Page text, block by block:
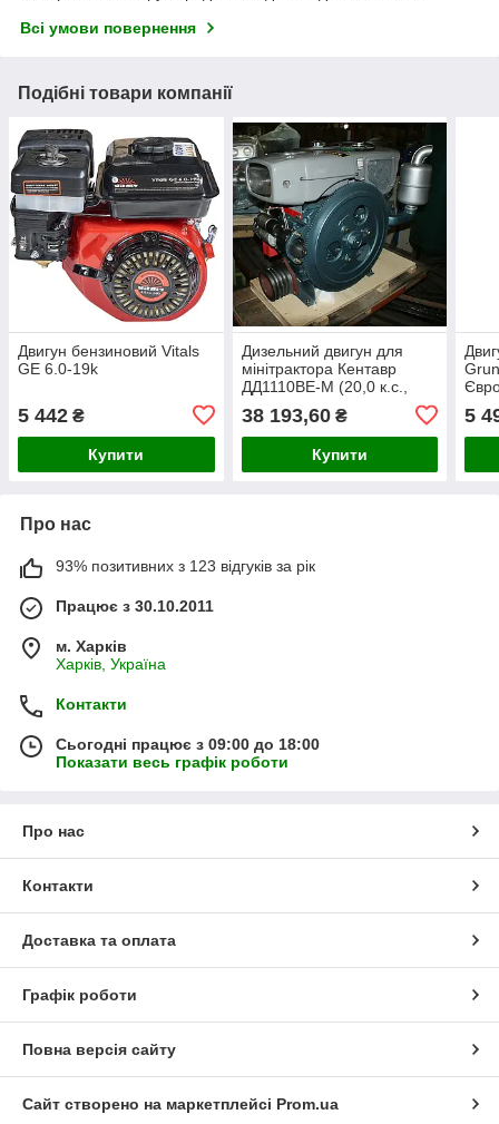
Всі умови повернення
Подібні товари компанії
Двигун бензиновий Vitals
GE 6.0-19k
5 442 ₴
Купити
Дизельний двигун для
мінітрактора Кентавр
ДД1110ВЕ-М (20,0 к.с.,
38 193,60₴
Купити
5
Про нас
93% позитивних з 123 відгуків за рік
Працює з 30.10.2011
м. Харків
Харків, Україна
Контакти
Сьогодні працює з 09:00 до 18:00
Показати весь графік роботи
Про нас
Контакти
Доставка та оплата
Графік роботи
Повна версія сайту
Сайт створено на маркетплейсі Prom.ua